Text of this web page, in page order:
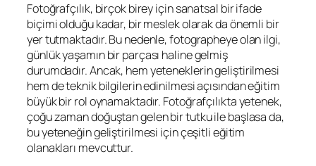
Fotoğrafçılık, birçok birey için sanatsal bir ifade
biçimi olduğu kadar, bir meslek olarak da önemli bir
yer tutmaktadır. Bu nedenle, fotographeye olan ilgi,
günlük yaşamın bir parçası haline gelmiş
durumdadır. Ancak, hem yeteneklerin geliştirilmesi
hem de teknik bilgilerin edinilmesi açısından eğitim
büyük bir rol oynamaktadır. Fotoğrafçılıkta yetenek,
çoğu zaman doğuştan gelen bir tutku ile başlasa da,
bu yeteneğin geliştirilmesi için çeşitli eğitim
olanakları mevcuttur.